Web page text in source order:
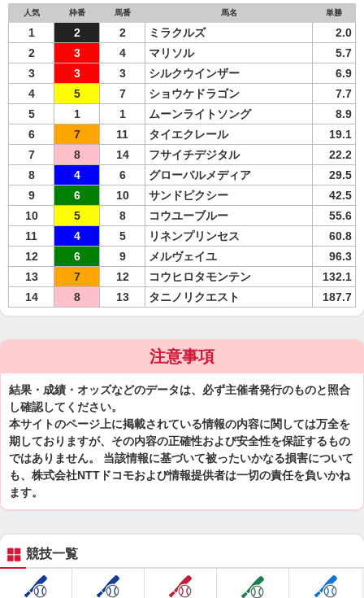
人気 枠番 馬番 馬名 単勝
1 2 2 ミラクルズ
2.0
2
3 4 マリソル
5.7
3
3 3 シルクウインザー
6.9
4
5 7 ショウケドラゴン
7.7
5
1 1 ムーンライトソング
8.9
6
7 11 タイエクレール
19.1
7
8 14 フサイチデジタル
22.2
8
4 6 グローバルメディア
29.5
9
6 10 サンドピクシー
42.5
10
5 8 コウユーブルー
55.6
11
4 5 リネンプリンセス
60.8
12
6 9 メルヴェイユ
96.3
13
7 12 コウヒロタモンテン
132.1
14
8 13 タニノリクエスト 187.7
注意事項
結果・成績・オッズなどのデータは、必ず主催者発行のものと照合
し確認してください。
本サイトのページ上に掲載されている情報の内容に関しては万全を
期しておりますが、その内容の正確性および安全性を保証するもの
ではありません。 当該情報に基づいて被ったいかなる損害について
も、株式会社NTTドコモおよび情報提供者は一切の責任を負いかね
ます。
競技一覧